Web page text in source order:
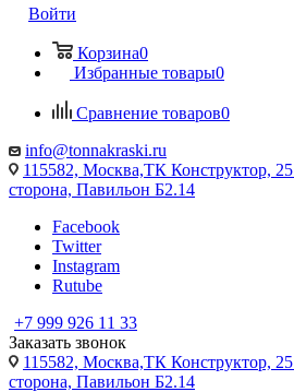
Войти
Корзина0
Избранные товары0
Сравнение товаров0
info@tonnakraski.ru
115582, Москва,ТК Конструктор,
сторона, Павильон Б2.14
Facebook
Twitter
Instagram
Rutube
+7 999 926 11 33
Заказать звонок
115582, Москва,ТК Конструктор,
сторона, Павильон Б2.14